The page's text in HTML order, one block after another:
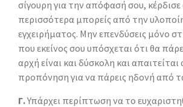
σίγουρη για την απόφασή σου,
περισσότερα μπορείς από την
εγχειρήματος. Μην επενδύσεις μόνο
που εκείνος σου υπόσχεται ότι θα
αρχή είναι και δύσκολη και απαιτείται
προπόνηση για να πάρεις ηδονή από
Γ.Υπάρχει περίπτωση να το